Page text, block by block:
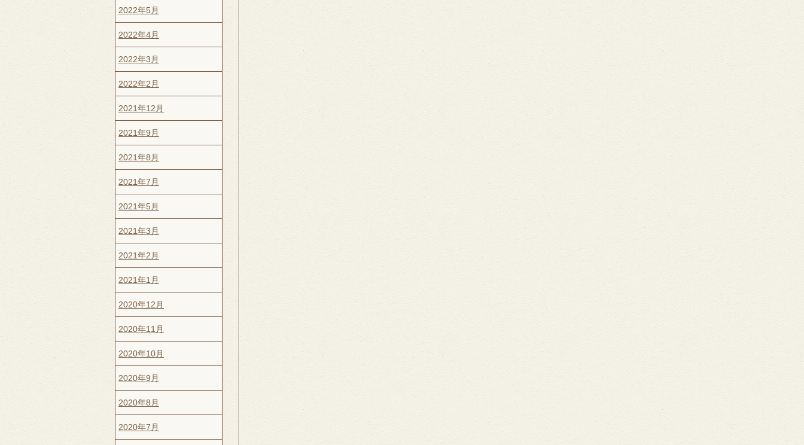
2022年5月
2022年4月
2022年3月
2022年2月
2021年12月
2021年9月
2021年8月
2021年7月
2021年5月
2021年3月
2021年2月
2021年1月
2020年12月
2020年11月
2020年10月
2020年9月
2020年8月
2020年7月